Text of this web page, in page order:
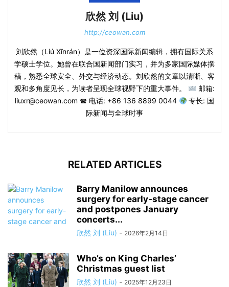
欣然 刘 (Liu)
http://ceowan.com
刘欣然（Liú Xīnrán）是一位资深国际新闻编辑，拥有国际关系
学硕士学位。她曾在联合国新闻部门实习，并为多家国际媒体撰
稿，熟悉全球安全、外交与经济动态。刘欣然的文章以清晰、客
观和多角度见长，为读者呈现全球视野下的重大事件。
邮箱:
liuxr@ceowan.com ☎ 电话: +86 136 8899 0044
专长: 国
际新闻与全球时事
RELATED ARTICLES
Barry Manilow announces
surgery for early-stage cancer
and postpones January
concerts...
欣然 刘 (Liu) - 2026年2月14日
Who’s on King Charles’
Christmas guest list
欣然 刘 (Liu) - 2025年12月23日